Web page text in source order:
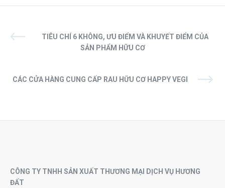
TIÊU CHÍ 6 KHÔNG, ƯU ĐIỂM VÀ KHUYẾT ĐIỂM CỦA
SẢN PHẨM HỮU CƠ
CÁC CỬA HÀNG CUNG CẤP RAU HỮU CƠ HAPPY VEGI
CÔNG TY TNHH SẢN XUẤT THƯƠNG MẠI DỊCH VỤ HƯƠNG
ĐẤT